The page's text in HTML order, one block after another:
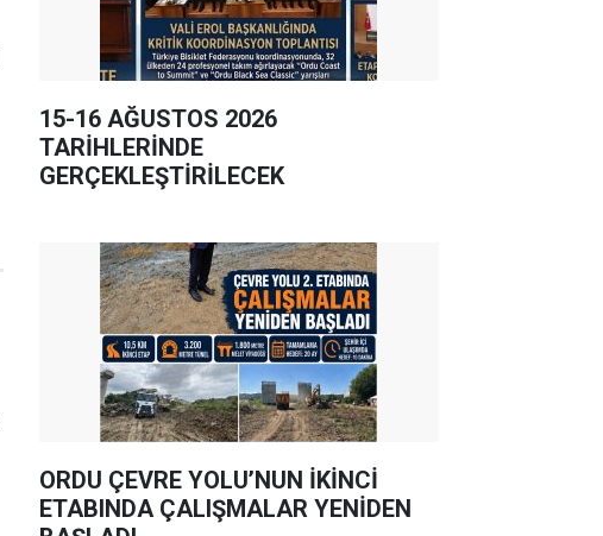
15-16 AĞUSTOS 2026
TARİHLERİNDE
GERÇEKLEŞTİRİLECEK
ORDU ÇEVRE YOLU’NUN İKİNCİ
ETABINDA ÇALIŞMALAR YENİDEN